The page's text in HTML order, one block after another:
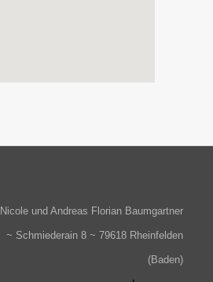
Nicole und Andreas Florian Baumgartner
~ Schmiederain 8 ~ 79618 Rheinfelden
(Baden)